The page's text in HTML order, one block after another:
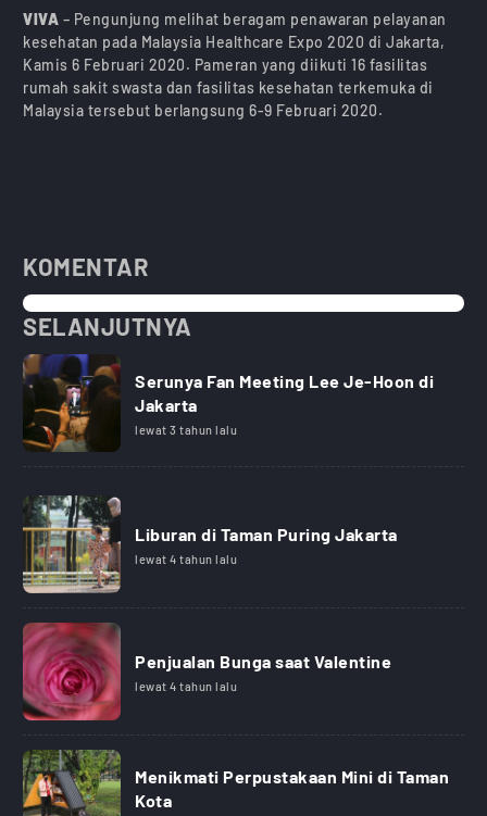
VIVA – Pengunjung melihat beragam penawaran pelayanan
kesehatan pada Malaysia Healthcare Expo 2020 di Jakarta,
Kamis 6 Februari 2020. Pameran yang diikuti 16 fasilitas
rumah sakit swasta dan fasilitas kesehatan terkemuka di
Malaysia tersebut berlangsung 6-9 Februari 2020.
KOMENTAR
SELANJUTNYA
Serunya Fan Meeting Lee Je-Hoon di
Jakarta
lewat 3 tahun lalu
Liburan di Taman Puring Jakarta
lewat 4 tahun lalu
Penjualan Bunga saat Valentine
lewat 4 tahun lalu
Menikmati Perpustakaan Mini di Taman
Kota